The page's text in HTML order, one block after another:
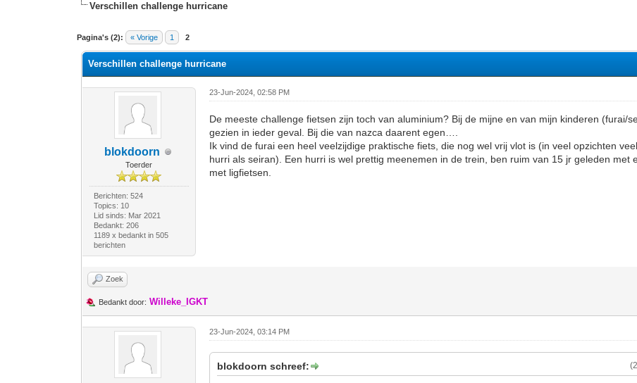
Verschillen challenge hurricane
Pagina's (2): « Vorige 1 2
0 stemmen - gemiddelde waardering is 0
1
2
3
4
5
Verschillen challenge hurricane
blokdoorn
Toerder
Berichten: 524
Topics: 10
Lid sinds: Mar 2021
Bedankt: 206
1189 x bedankt in 505
berichten
23-Jun-2024, 02:58 PM
De meeste challenge fietsen zijn toch van aluminium? Bij de mijne en van mijn kinderen (furai/
gezien in ieder geval. Bij die van nazca daarent egen….
Ik vind de furai een heel veelzijdige praktische fiets, die nog wel vrij vlot is (in veel opzichten
hurri als seiran). Een hurri is wel prettig meenemen in de trein, ben ruim van 15 jr geleden met
met ligfietsen.
Zoek
Bedankt door: Willeke_IGKT
23-Jun-2024, 03:14 PM
blokdoorn schreef: